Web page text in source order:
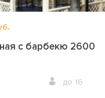
с барбекю 2600
до 16